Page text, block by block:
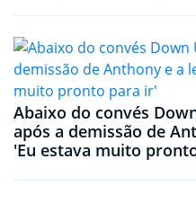
Abaixo do convés
após a demissão de
'Eu estava muito